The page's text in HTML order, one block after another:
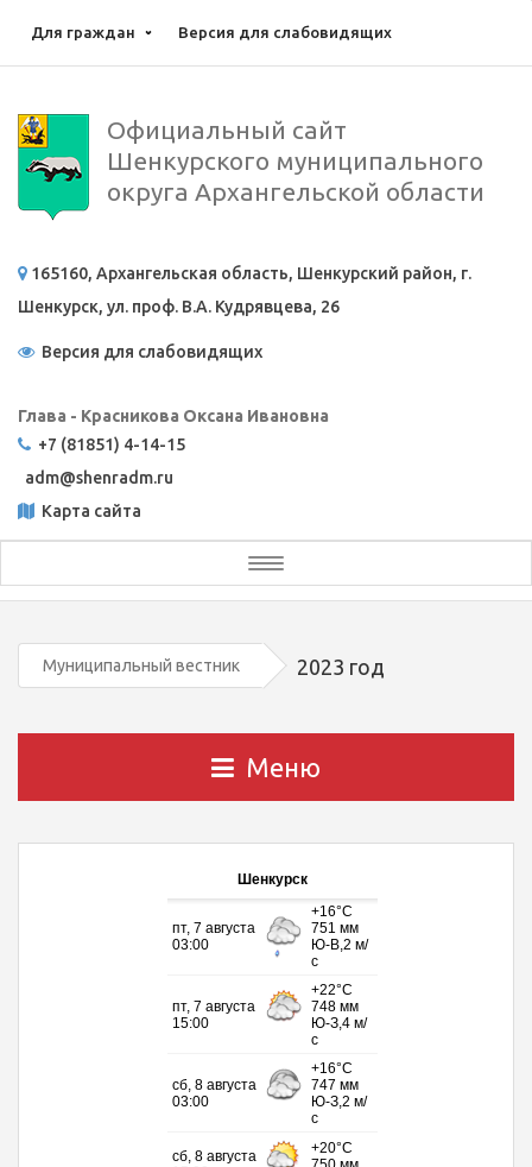
Для граждан Версия для слабовидящих
Официальный сайт
Шенкурского муниципального
округа Архангельской области
165160, Архангельская область, Шенкурский район, г.
Шенкурск, ул. проф. В.А. Кудрявцева, 26
Версия для слабовидящих
Глава - Красникова Оксана Ивановна
+7 (81851) 4-14-15
adm@shenradm.ru
Карта сайта
Toggle
navigation
Муниципальный вестник 2023 год
Меню
Шенкурск